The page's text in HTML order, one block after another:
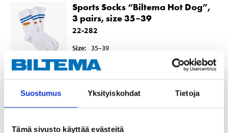
Suostumus Yksityiskohdat Tietoja
Tämä sivusto käyttää evästeitä
Sports Socks “Biltema Hot Dog”,
3 pairs, size 35–39
22-282
Size: 35–39
In stock in
Sold online
555